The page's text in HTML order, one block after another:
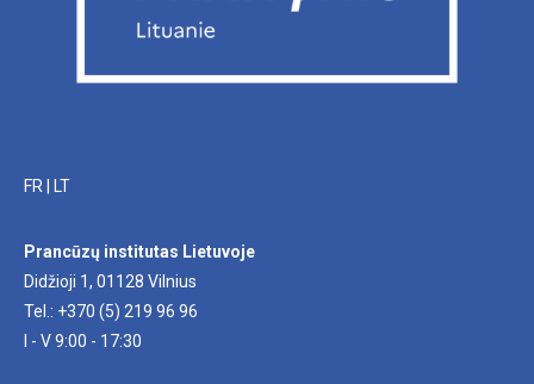
FR LT
Prancūzų institutas Lietuvoje
Didžioji 1, 01128 Vilnius
Tel.: +370 (5) 219 96 96
I - V 9:00 - 17:30